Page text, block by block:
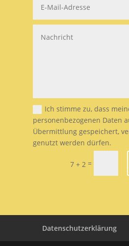
Ich stimme zu, dass
personenbezogenen Daten
Übermittlung gespeichert,
genutzt werden dürfen.
7 + 2 =
Datenschutzerklärung